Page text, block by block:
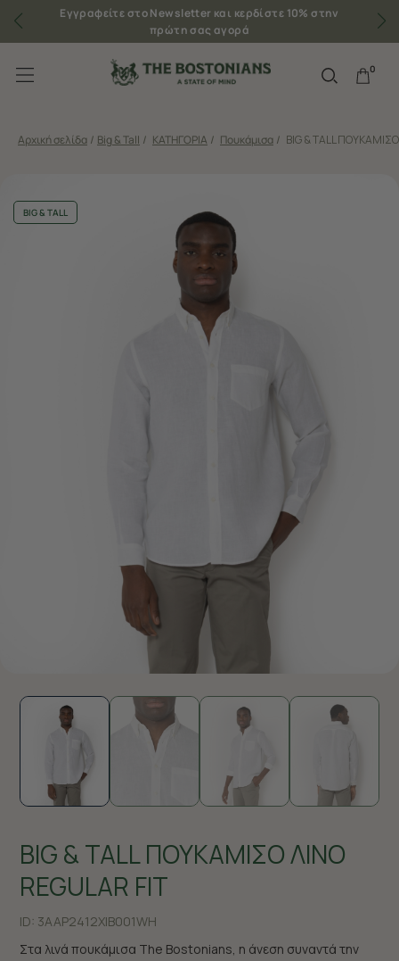
Εγγραφείτε στο Newsletter και κερδίστε 10% στην
πρώτη σας αγορά
0
Αρχική σελίδα / Big & Tall / ΚΑΤΗΓΟΡΙΑ / Πουκάμισα / BIG & TALL
BIG & TALL
BIG & TALL ΠΟΥΚΑΜΙΣΟ ΛΙΝΟ
REGULAR FIT
ID: 3AAP2412X|B001WH
Στα λινά πουκάμισα The Bostonians, η άνεση συναντά την